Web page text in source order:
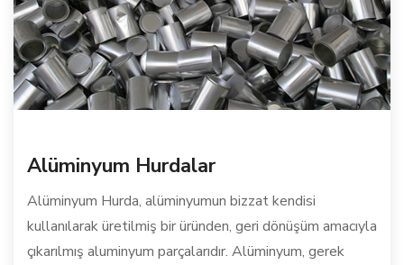
Alüminyum Hurdalar
Alüminyum Hurda, alüminyumun bizzat kendisi
kullanılarak üretilmiş bir üründen, geri dönüşüm amacıyla
çıkarılmış aluminyum parçalarıdır. Alüminyum, gerek